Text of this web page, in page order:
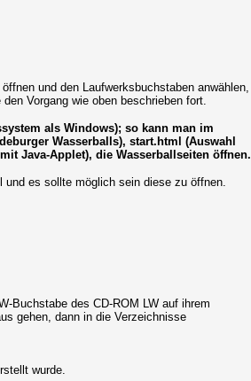
und den Laufwerksbuchstaben anwählen,
Vorgang wie oben beschrieben fort.
als Windows); so kann man im
Wasserballs), start.html (Auswahl
Java-Applet), die Wasserballseiten öffnen.
es sollte möglich sein diese zu öffnen.
Buchstabe des CD-ROM LW auf ihrem
gehen, dann in die Verzeichnisse
wurde.